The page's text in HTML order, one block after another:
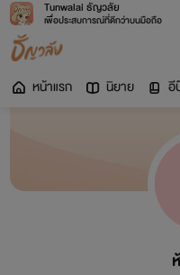
Tunwalai ธัญวลัย
เพื่อประสบการณ์ที่ดีกว่าบนมือถือ
หน้าแรก นิยาย อี